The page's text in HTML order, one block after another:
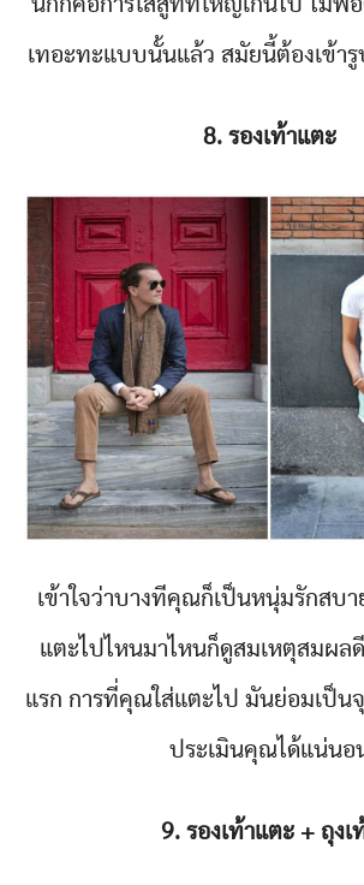
นักก็คือการใส่สูทที่ใหญ่เกินไป ไม่พ
เทอะทะแบบนั้นแล้ว สมัยนี้ต้องเข้า
8. รองเท้าแตะ
เข้าใจว่าบางทีคุณก็เป็นหนุ่มรักสบา
แตะไปไหนมาไหนก็ดูสมเหตุสมผล
แรก การที่คุณใส่แตะไป มันย่อมเป็น
ประเมินคุณได้แน่นอ
9. รองเท้าแตะ + ถุงเ